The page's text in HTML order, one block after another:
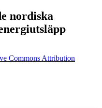
nordiska
Commons Attribution